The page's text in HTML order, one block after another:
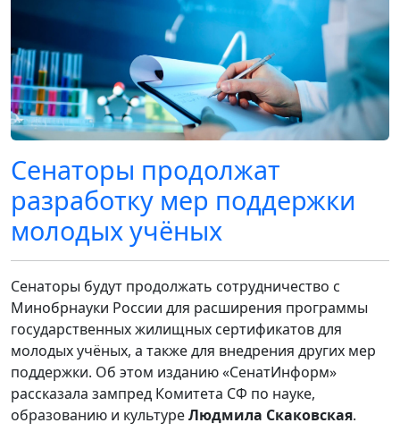
Сенаторы продолжат
разработку мер поддержки
молодых учёных
Сенаторы будут продолжать сотрудничество с
Минобрнауки России для расширения программы
государственных жилищных сертификатов для
молодых учёных, а также для внедрения других мер
поддержки. Об этом изданию «СенатИнформ»
рассказала зампред Комитета СФ по науке,
образованию и культуреЛюдмила Скаковская.